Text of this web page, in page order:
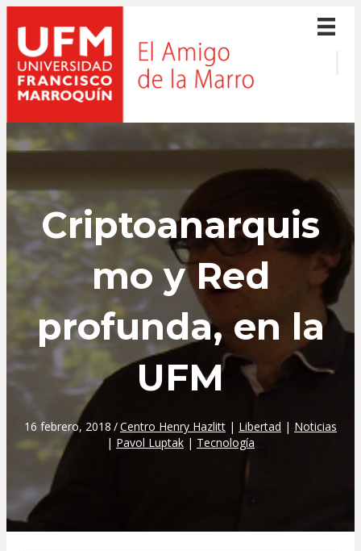
Criptoanarquis
mo y Red
profunda, en la
UFM
16 febrero, 2018 /Centro Henry Hazlitt | Libertad | Noticias
| Pavol Luptak | Tecnología